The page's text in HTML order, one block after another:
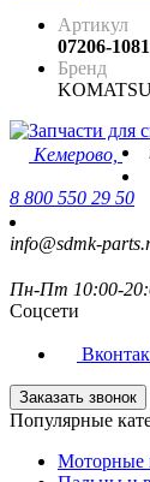
Артикул
07206-
Бренд
Кемерово,
8 800 550 29 50
info@sdmk-
Пн-Пт 10:00-
Соцсети
Заказать звонок
Популярные
Моторные